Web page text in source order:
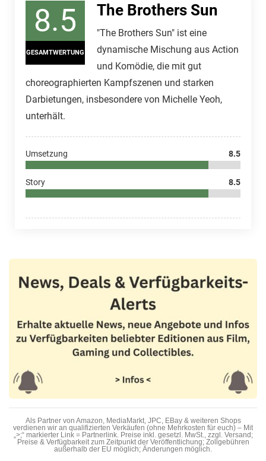
8.5
GESAMTWERTUNG
The Brothers Sun
"The Brothers Sun" ist eine
dynamische Mischung aus Action
und Komödie, die mit gut
choreographierten Kampfszenen und starken
Darbietungen, insbesondere von Michelle Yeoh,
unterhält.
Umsetzung 8.5
Story 8.5
Als Partner von Amazon, MediaMarkt, JPC, EBay & weiteren Shops
verdienen wir an qualifizierten Verkäufen (ohne Mehrkosten für euch) – Mit
„>;“ markierter Link = Partnerlink. Preise inkl. gesetzl. MwSt., zzgl. Versand;
Preise & Verfügbarkeit zum Zeitpunkt der Veröffentlichung; Zollgebühren
außerhalb der EU möglich; Änderungen möglich.